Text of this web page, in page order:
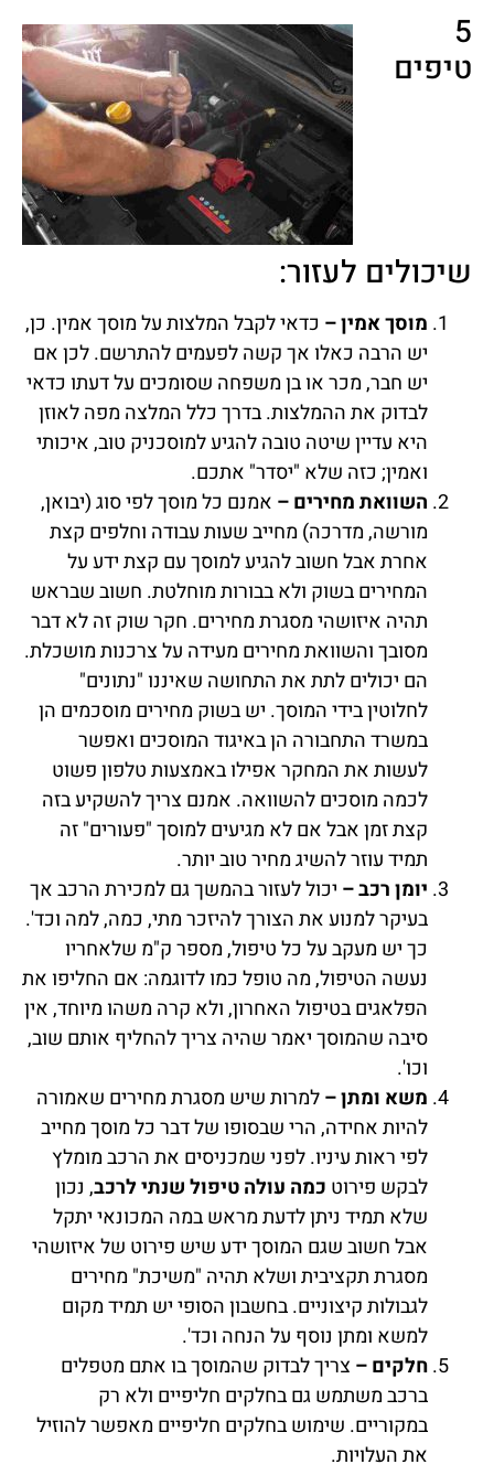
5
טיפים
שיכולים לעזור:
מוסך אמין – כדאי לקבל המלצות על מוסך אמין. כן,
יש הרבה כאלו אך קשה לפעמים להתרשם. לכן אם
יש חבר, מכר או בן משפחה שסומכים על דעתו כדאי
לבדוק את ההמלצות. בדרך כלל המלצה מפה לאוזן
היא עדיין שיטה טובה להגיע למוסכניק טוב, איכותי
ואמין; כזה שלא "יסדר" אתכם.
השוואת מחירים – אמנם כל מוסך לפי סוג (יבואן,
מורשה, מדרכה) מחייב שעות עבודה וחלפים קצת
אחרת אבל חשוב להגיע למוסך עם קצת ידע על
המחירים בשוק ולא בבורות מוחלטת. חשוב שבראש
תהיה איזושהי מסגרת מחירים. חקר שוק זה לא דבר
מסובך והשוואת מחירים מעידה על צרכנות מושכלת.
הם יכולים לתת את התחושה שאיננו "נתונים"
לחלוטין בידי המוסך. יש בשוק מחירים מוסכמים הן
במשרד התחבורה הן באיגוד המוסכים ואפשר
לעשות את המחקר אפילו באמצעות טלפון פשוט
לכמה מוסכים להשוואה. אמנם צריך להשקיע בזה
קצת זמן אבל אם לא מגיעים למוסך "פעורים" זה
תמיד עוזר להשיג מחיר טוב יותר.
יומן רכב – יכול לעזור בהמשך גם למכירת הרכב אך
בעיקר למנוע את הצורך להיזכר מתי, כמה, למה וכד'.
כך יש מעקב על כל טיפול, מספר ק"מ שלאחריו
נעשה הטיפול, מה טופל כמו לדוגמה: אם החליפו את
הפלאגים בטיפול האחרון, ולא קרה משהו מיוחד, אין
סיבה שהמוסך יאמר שהיה צריך להחליף אותם שוב,
וכו'.
משא ומתן –למרות שיש מסגרת מחירים שאמורה
להיות אחידה, הרי שבסופו של דבר כל מוסך מחייב
לפי ראות עיניו. לפני שמכניסים את הרכב מומלץ
לבקש פירוט כמה עולה טיפול שנתי לרכב, נכון
שלא תמיד ניתן לדעת מראש במה המכונאי יתקל
אבל חשוב שגם המוסך ידע שיש פירוט של איזושהי
מסגרת תקציבית ושלא תהיה "משיכת" מחירים
לגבולות קיצוניים. בחשבון הסופי יש תמיד מקום
למשא ומתן נוסף על הנחה וכד'.
חלקים – צריך לבדוק שהמוסך בו אתם מטפלים
ברכב משתמש גם בחלקים חליפיים ולא רק
במקוריים. שימוש בחלקים חליפיים מאפשר להוזיל
את העלויות.